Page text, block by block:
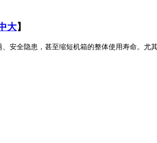
大】
全隐患，甚至缩短机箱的整体使用寿命。尤